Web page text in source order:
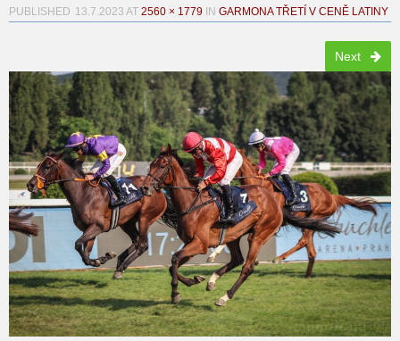
PUBLISHED 13.7.2023 AT 2560 × 1779 IN GARMONA TŘETÍ V CENĚ LATINY
Next